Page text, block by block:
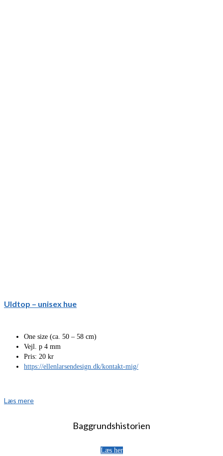
Uldtop – unisex hue
One size (ca. 50 – 58 cm)
Vejl. p 4 mm
Pris: 20 kr
https://ellenlarsendesign.dk/kontakt-mig/
Læs mere
Baggrundshistorien
Læs her